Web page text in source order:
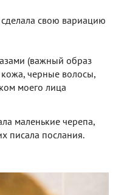
свою вариацию
(важный образ
черные волосы,
моего лица
маленькие черепа,
писала послания.